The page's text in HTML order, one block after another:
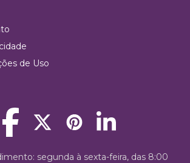
de Uso
segunda à sexta-feira, das 8:00